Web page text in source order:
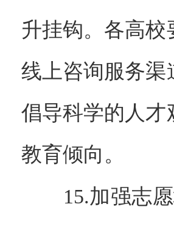
升挂钩。各高
线上咨询服务渠
倡导科学的人才
教育倾向。
15.加强志愿